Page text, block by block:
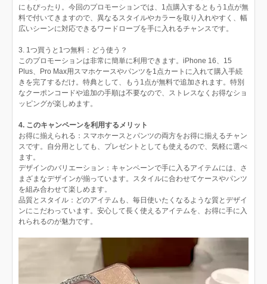
にもぴったり。今回のプロモーションでは、1点購入するともう1点が無
料で付いてきますので、異なるスタイルやカラーを取り入れやすく、幅
広いシーンに対応できるワードローブを手に入れるチャンスです。
3. 1つ買うと1つ無料：どう使う？
このプロモーションは非常に簡単に利用できます。iPhone 16、15
Plus、Pro Max用スマホケースやパンツを1点カートに入れて購入手続
きを完了するだけ。特典として、もう1点が無料で追加されます。特別
なクーポンコードや追加の手順は不要なので、ストレスなくお得なショ
ッピングが楽しめます。
4. このキャンペーンを利用するメリット
お得に揃えられる：スマホケースとパンツの両方をお得に揃えるチャン
スです。自分用としても、プレゼントとしても使えるので、気軽に選べ
ます。
デザインのバリエーション：キャンペーンで手に入るアイテムには、さ
まざまなデザインが揃っています。スタイルに合わせてケースやパンツ
を組み合わせて楽しめます。
品質とスタイル：どのアイテムも、毎日使いたくなるような質とデザイ
ンにこだわっています。安心して長く使えるアイテムを、お得に手に入
れられるのが魅力です。